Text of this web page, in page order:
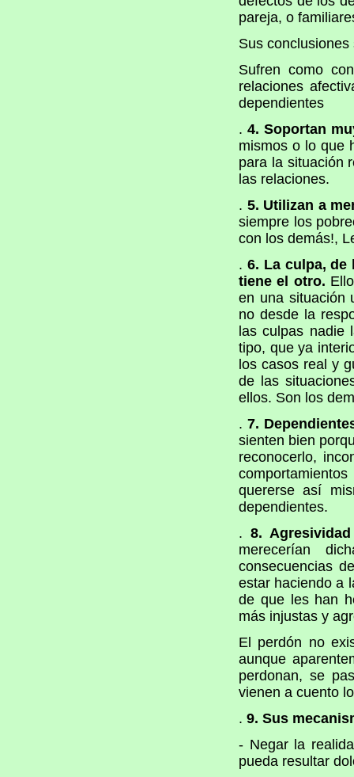
pareja, o
Sus conclusiones
Sufren como
relaciones
dependientes
.4. Soportan
mismos o lo que
para la situación
las relaciones.
. 5. Utilizan a
siempre los
con los demás!,
. 6. La culpa, de
tiene el otro.
en una situación
no desde la
las culpas nadie
tipo, que ya
los casos real y
de las
ellos. Son los
. 7.
sienten bien
reconocerlo,
quererse así
dependientes.
. 8.
merecerían
consecuencias
estar haciendo a
de que les han
más injustas y
El perdón no
aunque
perdonan, se
vienen a cuento
. 9. Sus
- Negar la
pueda resultar